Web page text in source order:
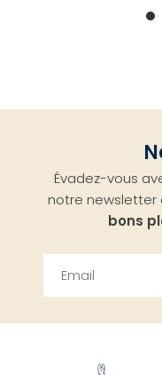
Évadez-vous
notre newsletter
bons